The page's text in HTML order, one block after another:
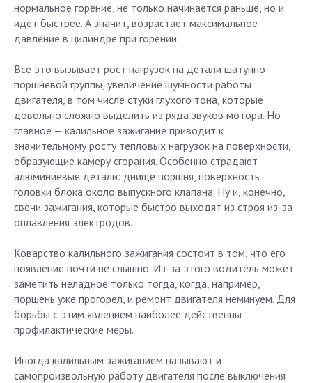
нормальное горение, не только начинается раньше, но и
идет быстрее. А значит, возрастает максимальное
давление в цилиндре при горении.
Все это вызывает рост нагрузок на детали шатунно-
поршневой группы, увеличение шумности работы
двигателя, в том числе стуки глухого тона, которые
довольно сложно выделить из ряда звуков мотора. Но
главное — калильное зажигание приводит к
значительному росту тепловых нагрузок на поверхности,
образующие камеру сгорания. Особенно страдают
алюминиевые детали: днище поршня, поверхность
головки блока около выпускного клапана. Ну и, конечно,
свечи зажигания, которые быстро выходят из строя из-за
оплавления электродов.
Коварство калильного зажигания состоит в том, что его
появление почти не слышно. Из-за этого водитель может
заметить неладное только тогда, когда, например,
поршень уже прогорел, и ремонт двигателя неминуем. Для
борьбы с этим явлением наиболее действенны
профилактические меры.
Иногда калильным зажиганием называют и
самопроизвольную работу двигателя после выключения